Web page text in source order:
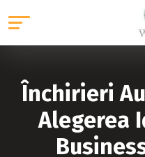
Închirieri
Alegerea